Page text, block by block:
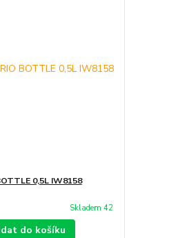
0,5L IW8158
Skladem 42
do košíku